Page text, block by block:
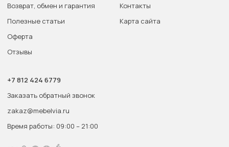
Возврат, обмен и гарантия
Полезные статьи
Оферта
Отзывы
Контакты
Карта сайта
+7 812 424 6779
Заказать обратный звонок
zakaz@mebelvia.ru
Время работы: 09:00 – 21:00